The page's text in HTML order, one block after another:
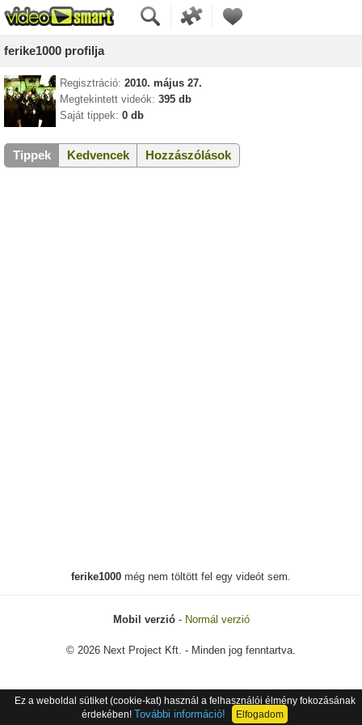
ferike1000 profilja
Regisztráció: 2010. május 27.
Megtekintett videók: 395 db
Saját tippek: 0 db
Tippek Kedvencek Hozzászólások
ferike1000 még nem töltött fel egy videót sem.
Mobil verzió- Normál verzió
© 2026 Next Project Kft. - Minden jog fenntartva.
Ez a weboldal sütiket (cookie-kat) használ a felhasználói élmény fokozásának
érdekében! További információ! Elfogadom